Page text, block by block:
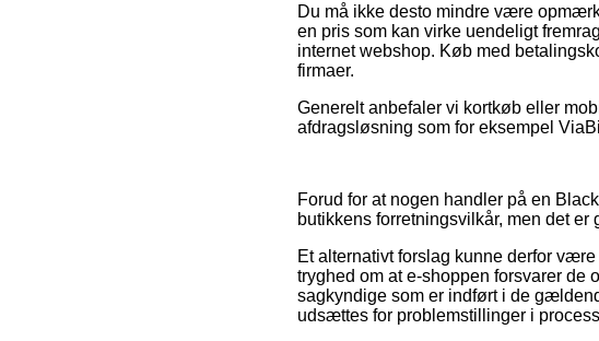
Du må ikke desto mindre være
en pris som kan virke uendeligt
internet webshop. Køb med
firmaer.
Generelt anbefaler vi kortkøb eller
afdragsløsning som for eksempel
Forud for at nogen handler på en
butikkens forretningsvilkår, men det
Et alternativt forslag kunne derfor
tryghed om at e-shoppen forsvarer de
sagkyndige som er indført i de
udsættes for problemstillinger i